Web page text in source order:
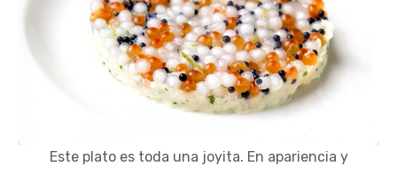
Este plato es toda una joyita. En apariencia y